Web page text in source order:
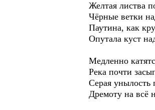
Желтая листва
Чёрные ветки
Паутина, как
Опутала куст
Медленно
Река почти
Серая унылость
Дремоту на всё